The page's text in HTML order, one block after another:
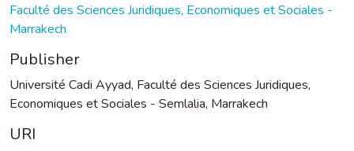
Faculté des Sciences Juridiques, Economiques et Sociales -
Marrakech
Publisher
Université Cadi Ayyad, Faculté des Sciences Juridiques,
Economiques et Sociales - Semlalia, Marrakech
URI